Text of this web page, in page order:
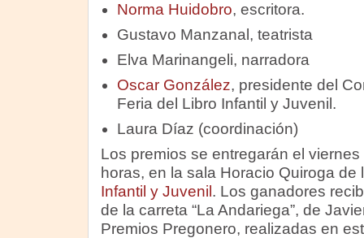
Norma Huidobro, escritora.
Gustavo Manzanal, teatrista
Elva Marinangeli, narradora
Oscar González, presidente del
Feria del Libro Infantil y Juvenil.
Laura Díaz (coordinación)
Los premios se entregarán el
horas, en la sala Horacio Quiroga de
Infantil y Juvenil . Los ganadores
de la carreta “La Andariega”, de
Premios Pregonero, realizadas en